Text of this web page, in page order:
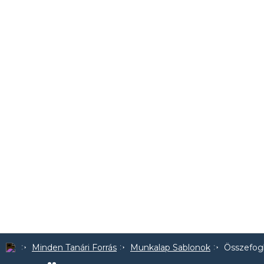
Minden Tanári Forrás Munkalap Sablonok